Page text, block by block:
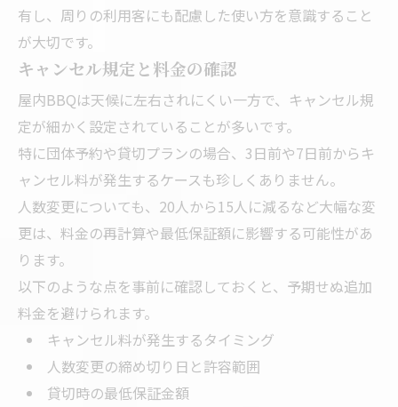
有し、周りの利用客にも配慮した使い方を意識すること
が大切です。
キャンセル規定と料金の確認
屋内BBQは天候に左右されにくい一方で、キャンセル規
定が細かく設定されていることが多いです。
特に団体予約や貸切プランの場合、3日前や7日前からキ
ャンセル料が発生するケースも珍しくありません。
人数変更についても、20人から15人に減るなど大幅な変
更は、料金の再計算や最低保証額に影響する可能性があ
ります。
以下のような点を事前に確認しておくと、予期せぬ追加
料金を避けられます。
キャンセル料が発生するタイミング
人数変更の締め切り日と許容範囲
貸切時の最低保証金額